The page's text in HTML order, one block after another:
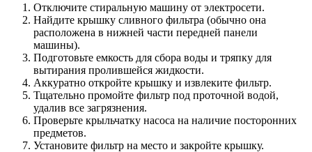
Отключите стиральную машину от электросети.
Найдите крышку сливного фильтра (обычно она
расположена в нижней части передней панели
машины).
Подготовьте емкость для сбора воды и тряпку для
вытирания пролившейся жидкости.
Аккуратно откройте крышку и извлеките фильтр.
Тщательно промойте фильтр под проточной водой,
удалив все загрязнения.
Проверьте крыльчатку насоса на наличие посторонних
предметов.
Установите фильтр на место и закройте крышку.